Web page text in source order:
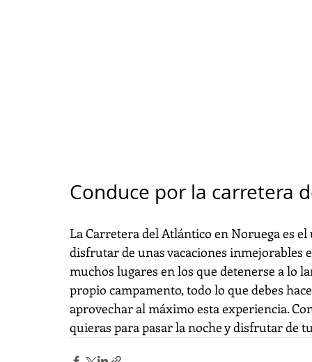
Conduce por la carretera
La Carretera del Atlántico en Noruega es
disfrutar de unas vacaciones inmejorables
muchos lugares en los que detenerse a lo
propio campamento, todo lo que debes
aprovechar al máximo esta experiencia.
quieras para pasar la noche y disfrutar de